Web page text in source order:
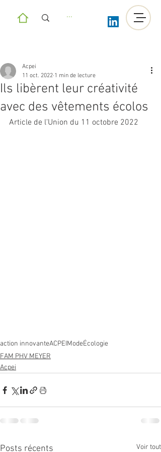
Ils libèrent leur créativité
avec des vêtements écolos
Acpei
11 oct. 2022 1 min de lecture
Article de l'Union du 11 octobre 2022
action innovanteACPEIModeÉcologie
FAM PHV MEYER
Acpei
Posts récents Voir tout